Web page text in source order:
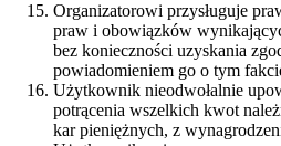
Organizatorowi przysługuje
praw i obowiązków
bez konieczności uzyskania
powiadomieniem go o tym
Użytkownik nieodwołalnie
potrącenia wszelkich kwot
kar pieniężnych, z